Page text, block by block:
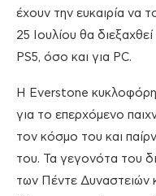
έχουν την ευκαιρία να
25 Ιουλίου θα
PS5, όσο και για PC.
Η Everstone
για το επερχόμενο
τον κόσμο του και
του. Τα γεγονότα του
των Πέντε Δυναστειών